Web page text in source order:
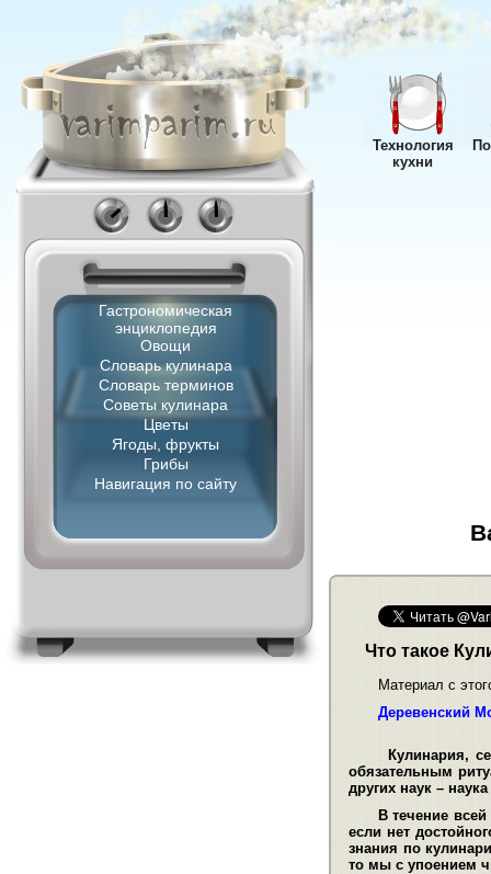
Гастрономическая
энциклопедия
Овощи
Словарь кулинара
Словарь терминов
Советы кулинара
Цветы
Ягоды, фрукты
Грибы
Навигация по сайту
Что такое
Материал с
Деревенский
Кулинария,
обязательным
других наук –
В течение
если нет
знания по
то мы с упоением
Технология
кухни